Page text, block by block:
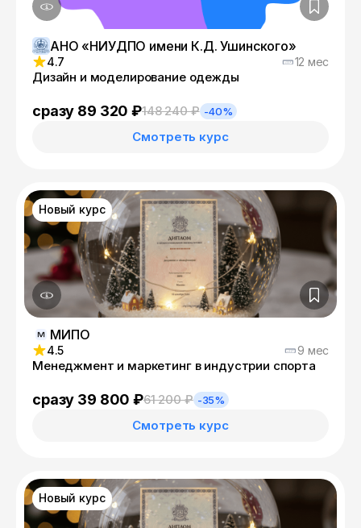
АНО «НИУДПО имени К.Д. Ушинского»
4.7 12 мес
Дизайн и моделирование одежды
сразу 89 320 ₽148 240 ₽ -40%
Смотреть курс
Новый курс
МИПО
4.5 9 мес
Менеджмент и маркетинг в индустрии спорта
сразу 39 800 ₽61 200 ₽ -35%
Смотреть курс
Новый курс